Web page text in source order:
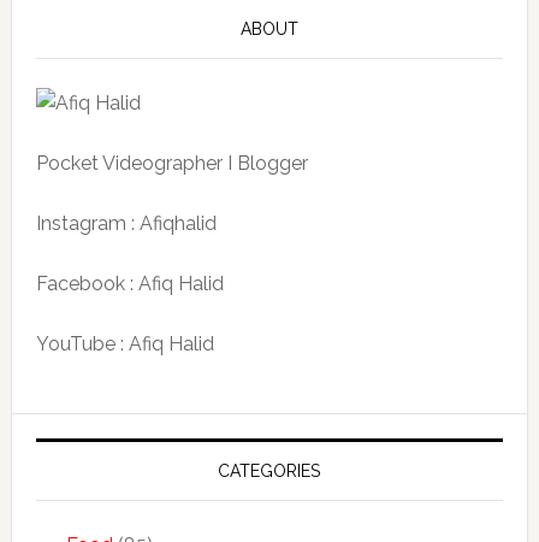
ABOUT
Pocket Videographer I Blogger
Instagram : Afiqhalid
Facebook : Afiq Halid
YouTube : Afiq Halid
CATEGORIES